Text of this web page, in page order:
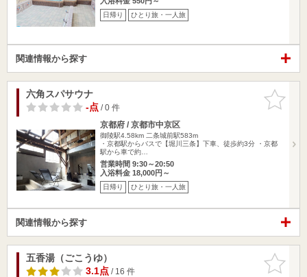
日帰り ひとり旅・一人旅
関連情報から探す
お気に入
りに追加
六角スパサウナ
-点/ 0 件
京都府 / 京都市中京区
御陵駅4.58km 二条城前駅583m
・京都駅からバスで【堀川三条】下車、徒歩約3分 ・京都
駅から車で約…
営業時間 9:30～20:50
入浴料金 18,000円～
日帰り ひとり旅・一人旅
関連情報から探す
お気に入
りに追加
五香湯（ごこうゆ）
3.1点/ 16 件